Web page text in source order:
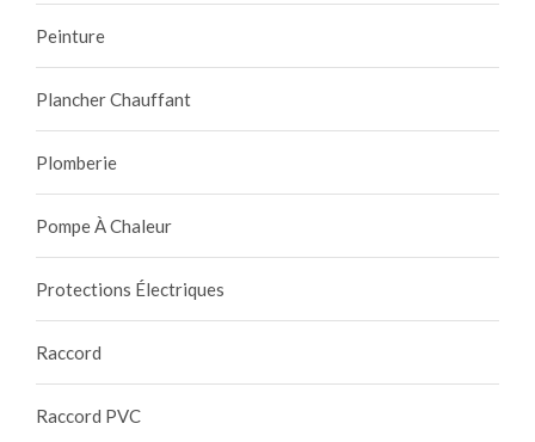
Peinture
Plancher Chauffant
Plomberie
Pompe À Chaleur
Protections Électriques
Raccord
Raccord PVC